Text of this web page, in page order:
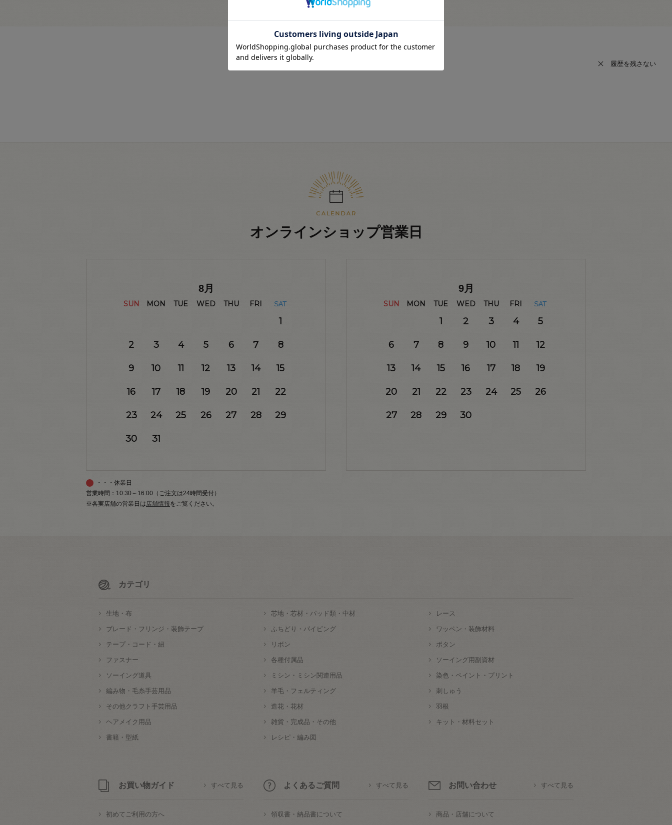
最近見た商品 履歴を残さない
オンラインショップ営業日
8月
SUN MON TUE WED THU FRI SAT
1
2 3 4 5 6 7 8
9 10 11 12 13 14 15
16 17 18 19 20 21 22
23 24 25 26 27 28 29
30 31
9月
SUN MON TUE WED THU FRI SAT
1 2 3 4 5
6 7 8 9 10 11 12
13 14 15 16 17 18 19
20 21 22 23 24 25 26
27 28 29 30
・・・休業日
営業時間：10:30～16:00（ご注文は24時間受付）
※各実店舗の営業日は店舗情報をご覧ください。
カテゴリ
生地・布 芯地・芯材・パッド類・中材 レース
ブレード・フリンジ・装飾テープ ふちどり・パイピング ワッペン・装飾材料
テープ・コード・紐 リボン ボタン
ファスナー 各種付属品 ソーイング用副資材
ソーイング道具 ミシン・ミシン関連用品 染色・ペイント・プリント
編み物・毛糸手芸用品 羊毛・フェルティング 刺しゅう
その他クラフト手芸用品 造花・花材 羽根
ヘアメイク用品 雑貨・完成品・その他 キット・材料セット
書籍・型紙 レシピ・編み図
お買い物ガイド すべて見る
初めてご利用の方へ
よくあるご質問 すべて見る
領収書・納品書について
お問い合わせ すべて見る
商品・店舗について